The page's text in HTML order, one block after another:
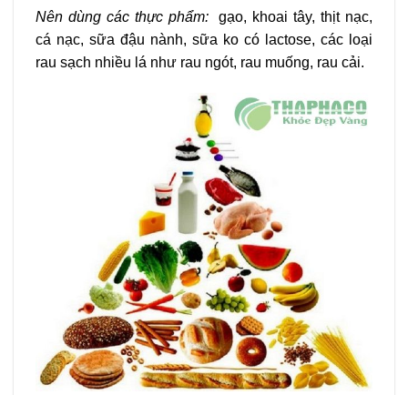
Nên dùng các thực phẩm:
gạo, khoai tây, thịt nạc,
cá nạc, sữa đậu nành, sữa ko có lactose, các loại
rau sạch nhiều lá như rau ngót, rau muống, rau cải.